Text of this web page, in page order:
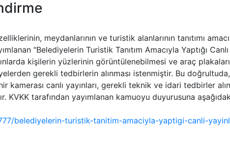
meydanlarının ve turistik alanlarının tanıtımı
"Belediyelerin Turistik Tanıtım Amacıyla Yaptığı
kişilerin yüzlerinin görüntülenebilmesi ve araç
gerekli tedbirlerin alınması istenmiştir. Bu
kamerası canlı yayınları, gerekli teknik ve idari tedbirler
KVKK tarafından yayımlanan kamuoyu duyurusuna
belediyelerin-turistik-tanitim-amaciyla-yaptigi-canli-